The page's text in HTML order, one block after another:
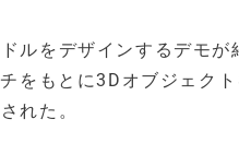
ルをデザインするデモ
をもとに3Dオブジェク
れた。